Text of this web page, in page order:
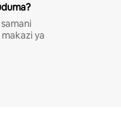
ya